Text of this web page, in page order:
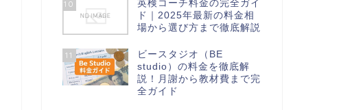
10
英検コーチ料金の完全ガイ
ド｜2025年最新の料金相
場から選び方まで徹底解説
11
ビースタジオ（BE
studio）の料金を徹底解
説！月謝から教材費まで完
全ガイド